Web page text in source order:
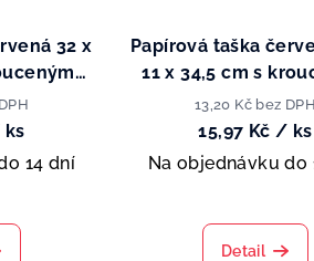
32 x
14 dní
Papírová taška
11 x 34,5 cm s
papírovým
13,20 Kč bez DPH
15,97 Kč / ks
Na objednávku do
Detail